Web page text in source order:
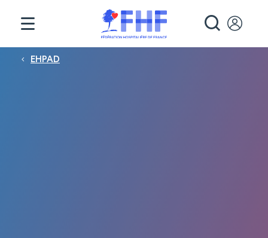
Fil d'Ariane
EHPAD
Panneau de gestion des cookies